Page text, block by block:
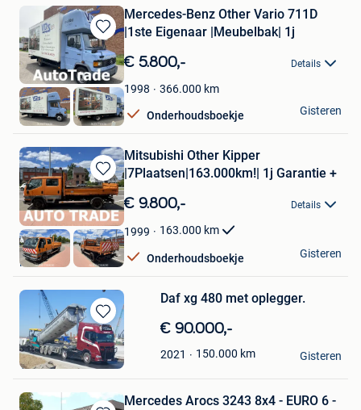
Bewaren
in
Mijn
Favorieten
Mercedes-Benz Other Vario 711D
|1ste Eigenaar |Meubelbak| 1j
€ 5.800,- Details
1998 366.000 km
Onderhoudsboekje
Autotrade
Hasselt
Gisteren
Bewaren
in
Mijn
Favorieten
Mitsubishi Other Kipper
|7Plaatsen|163.000km!| 1j Garantie +
€ 9.800,- Details
1999 163.000 km
Onderhoudsboekje
Autotrade
Hasselt
Gisteren
Bewaren
in
Mijn
Favorieten
Daf xg 480 met oplegger.
€ 90.000,-
2021 150.000 km
Nick
Verrebroek
Gisteren
Mercedes Arocs 3243 8x4 - EURO 6 -